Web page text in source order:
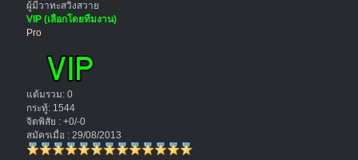
ผู้มีวาทะสวิงสวาย
VIP (เลือกโดยทีมงาน)
Pro
แต้มรวม: 0
กระทู้: 1544
จิตพิสัย : +0/-0
สมัครเมื่อ : 29/08/2013